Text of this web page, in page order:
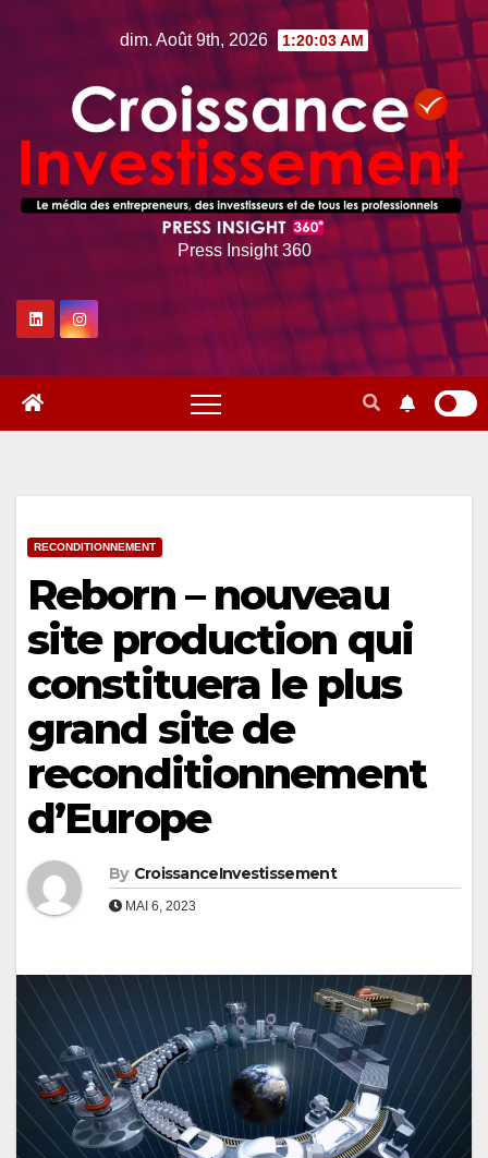
dim. Août 9th, 2026 1:20:04 AM
Press Insight 360
RECONDITIONNEMENT
Reborn – nouveau
site production qui
constituera le plus
grand site de
reconditionnement
d’Europe
By CroissanceInvestissement
MAI 6, 2023